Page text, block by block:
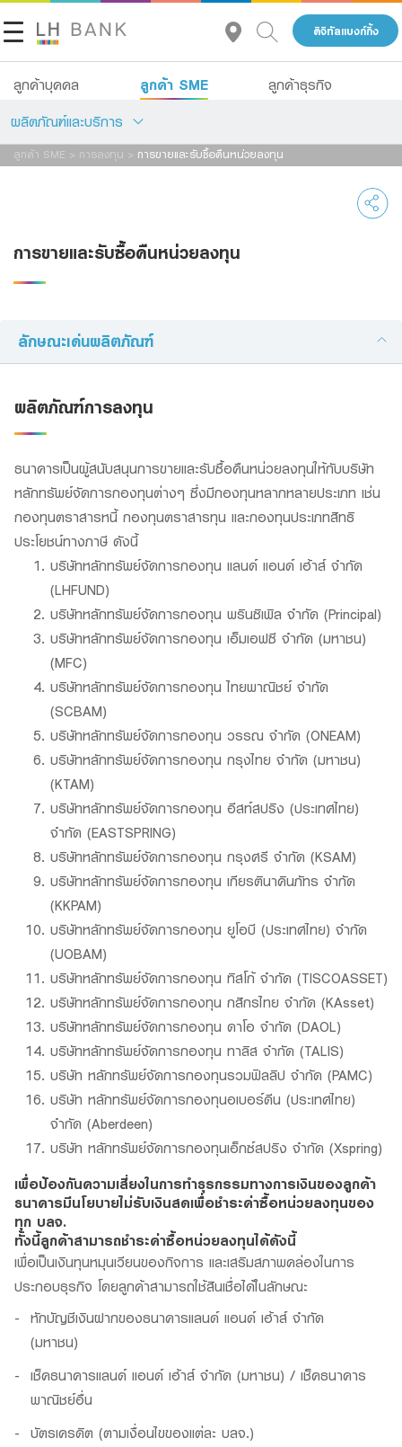
ดิจิทัลแบงก์กิ้ง
ลูกค้าบุคคล ลูกค้า SME ลูกค้าธุรกิจ
ผลิตภัณฑ์และบริการ
เกี่ยวกับเรา
ติดต่อเรา
โทร 1327 TH EN
บริการ
สินเชื่อทั้งหมด
สินเชื่อแฟคเตอริ่ง
หนังสือค้ำประกัน
Green Transition Advisory Loan
Construction Material Loan
เครื่องคำนวณสินเชื่อ SME
ลูกค้า SME > การลงทุน > การขายและรับซื้อคืนหน่วยลงทุน
การขายและรับซื้อคืนหน่วยลงทุน
ลักษณะเด่นผลิตภัณฑ์
ผลิตภัณฑ์การลงทุน
ธนาคารเป็นผู้สนับสนุนการขายและรับซื้อคืนหน่วยลงทุนให้กับบริษัท
หลักทรัพย์จัดการกองทุนต่างๆ ซึ่งมีกองทุนหลากหลายประเภท เช่น
กองทุนตราสารหนี้ กองทุนตราสารทุน และกองทุนประเภทสิทธิ
ประโยชน์ทางภาษี ดังนี้
บริษัทหลักทรัพย์จัดการกองทุน แลนด์ แอนด์ เฮ้าส์ จำกัด
(LHFUND)
บริษัทหลักทรัพย์จัดการกองทุน พรินซิเพิล จำกัด (Principal)
บริษัทหลักทรัพย์จัดการกองทุน เอ็มเอฟซี จำกัด (มหาชน)
(MFC)
บริษัทหลักทรัพย์จัดการกองทุน ไทยพาณิชย์ จำกัด
(SCBAM)
บริษัทหลักทรัพย์จัดการกองทุน วรรณ จำกัด (ONEAM)
บริษัทหลักทรัพย์จัดการกองทุน กรุงไทย จำกัด (มหาชน)
(KTAM)
บริษัทหลักทรัพย์จัดการกองทุน อีสท์สปริง (ประเทศไทย)
จำกัด (EASTSPRING)
บริษัทหลักทรัพย์จัดการกองทุน กรุงศรี จำกัด (KSAM)
บริษัทหลักทรัพย์จัดการกองทุน เกียรตินาคินภัทร จำกัด
(KKPAM)
บริษัทหลักทรัพย์จัดการกองทุน ยูโอบี (ประเทศไทย) จำกัด
(UOBAM)
บริษัทหลักทรัพย์จัดการกองทุน ทิสโก้ จำกัด (TISCOASSET)
บริษัทหลักทรัพย์จัดการกองทุน กสิกรไทย จำกัด (KAsset)
บริษัทหลักทรัพย์จัดการกองทุน ดาโอ จำกัด (DAOL)
บริษัทหลักทรัพย์จัดการกองทุน ทาลิส จำกัด (TALIS)
บริษัท หลักทรัพย์จัดการกองทุนรวมฟิลลิป จำกัด (PAMC)
บริษัท หลักทรัพย์จัดการกองทุนอเบอร์ดีน (ประเทศไทย)
จำกัด (Aberdeen)
บริษัท หลักทรัพย์จัดการกองทุนเอ็กซ์สปริง จำกัด (Xspring)
เพื่อป้องกันความเสี่ยงในการทำธุรกรรมทางการเงินของลูกค้า
ธนาคารมีนโยบายไม่รับเงินสดเพื่อชำระค่าซื้อหน่วยลงทุนของ
ทุก บลจ.
ทั้งนี้ลูกค้าสามารถชำระค่าซื้อหน่วยลงทุนได้ดังนี้
เพื่อเป็นเงินทุนหมุนเวียนของกิจการ และเสริมสภาพคล่องในการ
ประกอบธุรกิจ โดยลูกค้าสามารถใช้สินเชื่อได้ในลักษณะ
หักบัญชีเงินฝากของธนาคารแลนด์ แอนด์ เฮ้าส์ จำกัด
(มหาชน)
เช็คธนาคารแลนด์ แอนด์ เฮ้าส์ จำกัด (มหาชน) / เช็คธนาคาร
พาณิชย์อื่น
บัตรเครดิต (ตามเงื่อนไขของแต่ละ บลจ.)